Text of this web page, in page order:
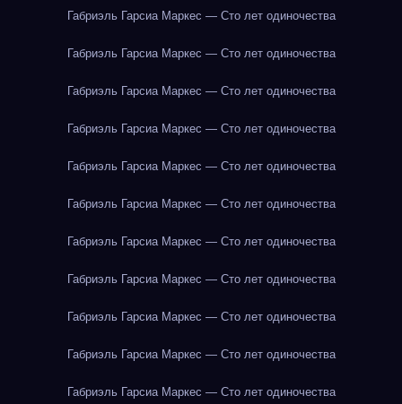
Габриэль Гарсиа Маркес — Сто лет одиночества
Габриэль Гарсиа Маркес — Сто лет одиночества
Габриэль Гарсиа Маркес — Сто лет одиночества
Габриэль Гарсиа Маркес — Сто лет одиночества
Габриэль Гарсиа Маркес — Сто лет одиночества
Габриэль Гарсиа Маркес — Сто лет одиночества
Габриэль Гарсиа Маркес — Сто лет одиночества
Габриэль Гарсиа Маркес — Сто лет одиночества
Габриэль Гарсиа Маркес — Сто лет одиночества
Габриэль Гарсиа Маркес — Сто лет одиночества
Габриэль Гарсиа Маркес — Сто лет одиночества